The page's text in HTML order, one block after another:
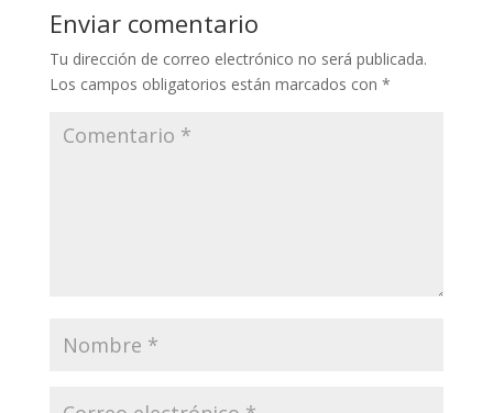
Enviar comentario
Tu dirección de correo electrónico no será publicada.
Los campos obligatorios están marcados con *